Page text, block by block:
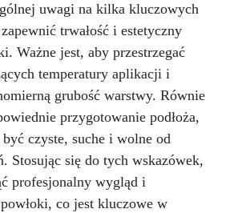
uwagi na kilka kluczowych
trwałość i estetyczny
Ważne jest, aby przestrzegać
temperatury aplikacji i
grubość warstwy. Równie
przygotowanie podłoża,
czyste, suche i wolne od
Stosując się do tych wskazówek,
profesjonalny wygląd i
powłoki, co jest kluczowe w